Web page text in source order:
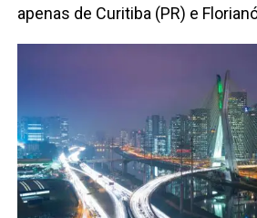
apenas de Curitiba (PR) e